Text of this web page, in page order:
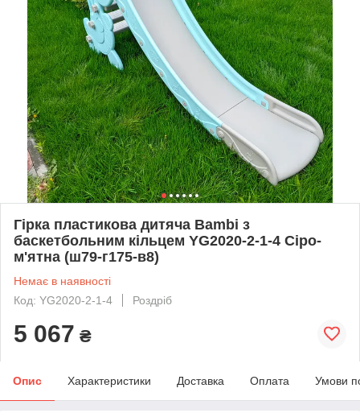
Гірка пластикова дитяча Bambi з
баскетбольним кільцем YG2020-2-1-4 Сіро-
м'ятна (ш79-г175-в8)
Немає в наявності
Код: YG2020-2-1-4
Роздріб
5 067 ₴
Опис Характеристики Доставка Оплата Умови